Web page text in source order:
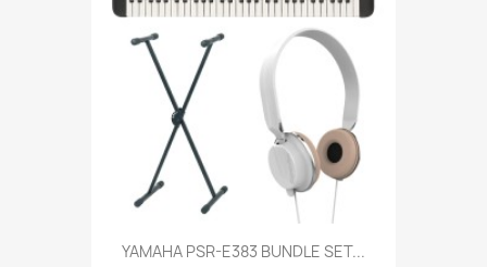
YAMAHA PSR-E383 BUNDLE SET...